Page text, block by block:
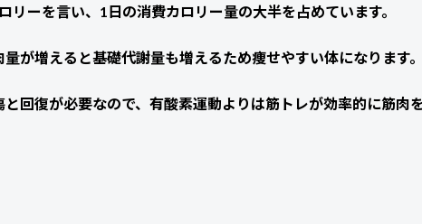
ーを言い、1日の消費カロリー量の大半を占めています。
量が増えると基礎代謝量も増えるため痩せやすい体になります。
回復が必要なので、有酸素運動よりは筋トレが効率的に筋肉を